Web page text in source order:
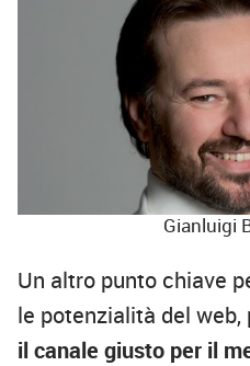
Gianluigi
Un altro punto chiave
le potenzialità del web,
il canale giusto per il